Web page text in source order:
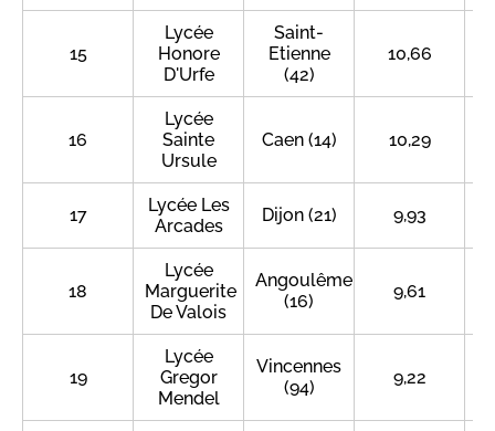
15
Lycée
Honore
D'Urfe
Saint-
Etienne
(42)
10,66
16
Lycée
Sainte
Ursule
Caen (14) 10,29
17
Lycée Les
Arcades
Dijon (21) 9,93
18
Lycée
Marguerite
De Valois
Angoulême
(16)
9,61
19
Lycée
Gregor
Mendel
Vincennes
(94)
9,22